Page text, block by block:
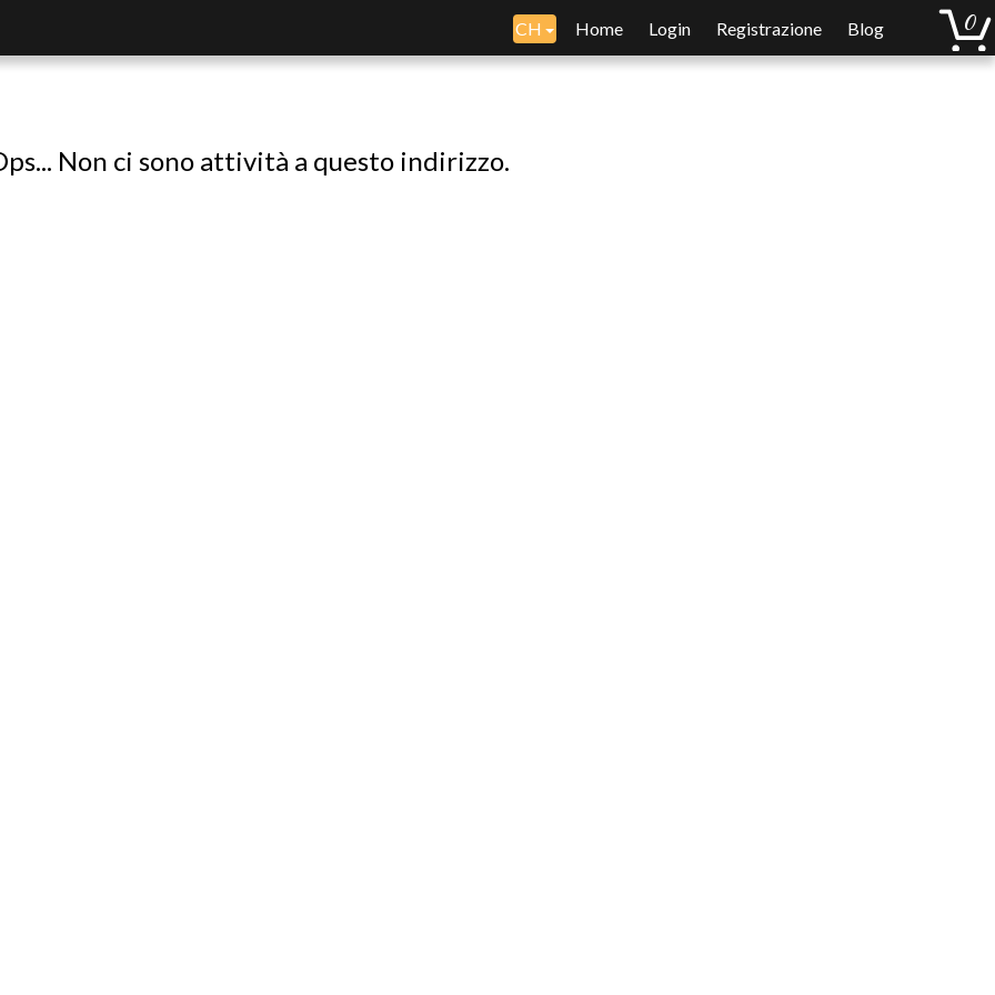
CH Home Login Registrazione Blog
Non ci sono attività a questo indirizzo.